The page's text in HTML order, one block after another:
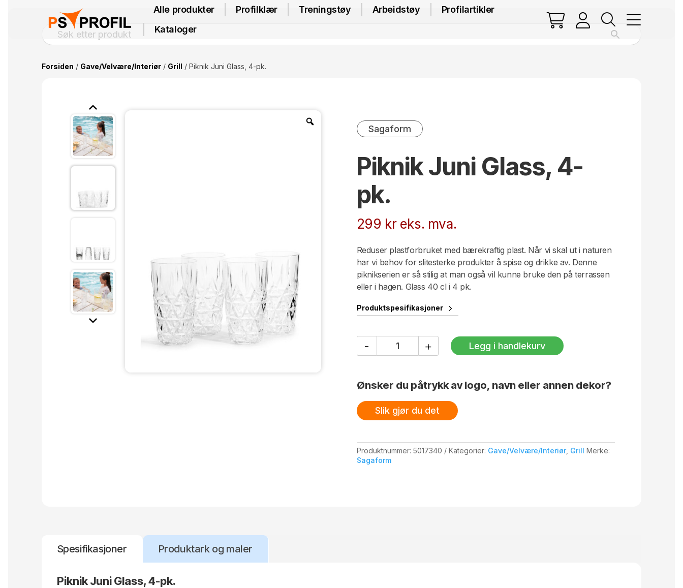
Alle produkter Profilklær Treningstøy Arbeidstøy
Profilartikler
Kataloger
Forsiden / Gave/Velvære/Interiør/ Grill / Piknik Juni Glass, 4-pk.
Sagaform
Piknik Juni Glass, 4-
pk.
299 kr eks. mva.
Reduser plastforbruket med bærekraftig plast. Når vi skal ut i naturen
har vi behov for slitesterke produkter å spise og drikke av. Denne
piknikserien er så stilig at man også vil kunne bruke den på terrassen
eller i hagen. Glass 40 cl i 4 pk.
Produktspesifikasjoner
-
Juni
antall
+ Legg i handlekurv
Ønsker du påtrykk av logo, navn eller annen dekor?
Slik gjør du det
Produktnummer: 5017340 Kategorier: Gave/Velvære/Interiør, Grill Merke:
Sagaform
Spesifikasjoner Produktark og maler
Piknik Juni Glass, 4-pk.